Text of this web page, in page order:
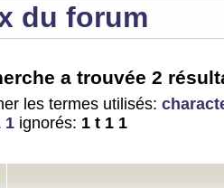
du forum
a trouvée 2
les termes utilisés:
1 ignorés: 1 t 1 1